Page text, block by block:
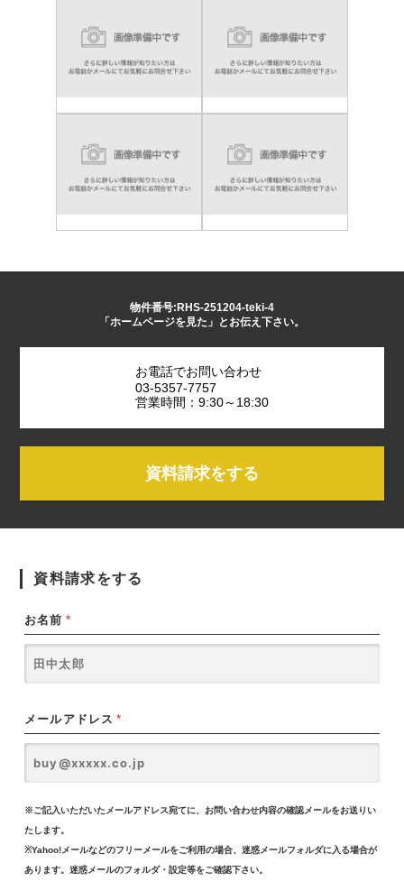
物件番号:RHS-251204-teki-4
「ホームページを見た」とお伝え下さい。
お電話でお問い合わせ
03-5357-7757
営業時間：9:30～18:30
資料請求をする
資料請求をする
お名前 *
メールアドレス *
※ご記入いただいたメールアドレス宛てに、お問い合わせ内容の確認メールをお送りい
たします。
※Yahoo!メールなどのフリーメールをご利用の場合、迷惑メールフォルダに入る場合が
あります。迷惑メールのフォルダ・設定等をご確認下さい。